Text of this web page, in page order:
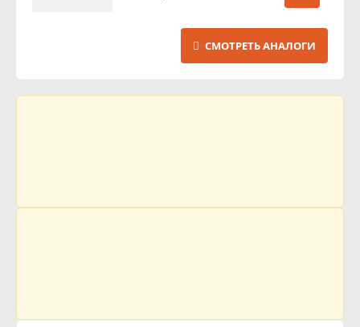
СМОТРЕТЬ АНАЛОГИ